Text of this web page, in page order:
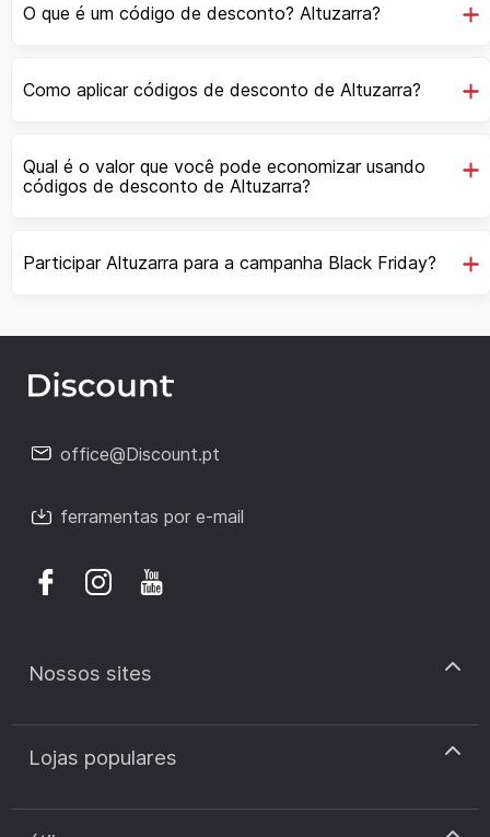
O que é um código de desconto? Altuzarra?
Como aplicar códigos de desconto de Altuzarra?
Qual é o valor que você pode economizar usando
códigos de desconto de Altuzarra?
Participar Altuzarra para a campanha Black Friday?
office@Discount.pt
ferramentas por e-mail
Nossos sites
discount.pt
discount.sk
Lojas populares
Cupão de desconto Zooplus